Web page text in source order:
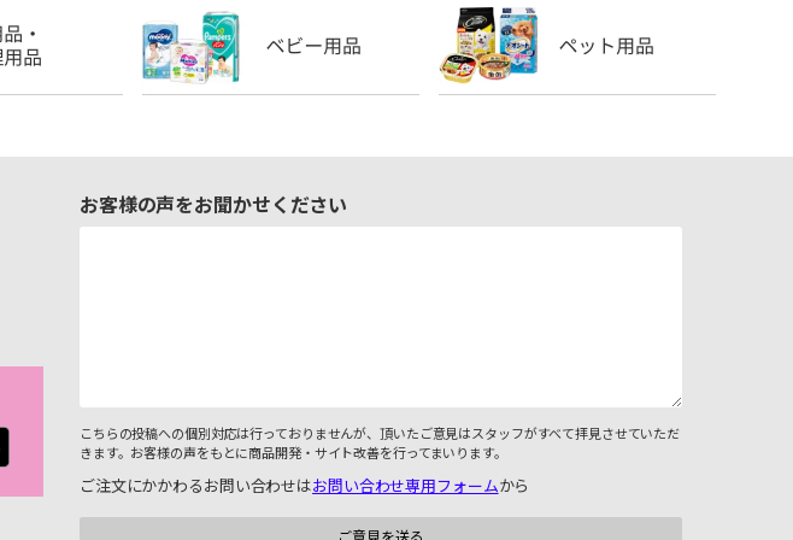
お客様の声をお聞かせください
こちらの投稿への個別対応は行っておりませんが、頂いたご意見はスタッフがすべて拝見させていただ
きます。お客様の声をもとに商品開発・サイト改善を行ってまいります。
ご注文にかかわるお問い合わせはお問い合わせ専用フォームから